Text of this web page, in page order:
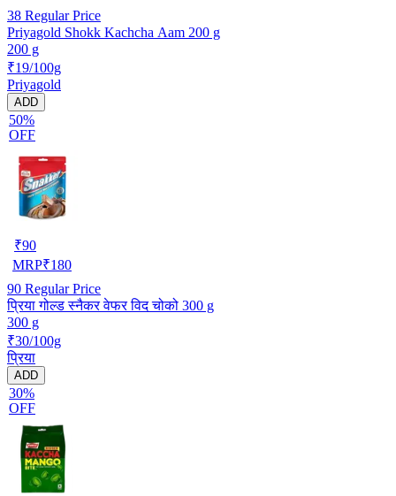
38 Regular Price
Priyagold Shokk Kachcha Aam 200 g
200 g
₹19/100g
Priyagold
ADD
50%
OFF
₹90
MRP₹180
90 Regular Price
प्रिया गोल्ड स्नैकर वेफर विद चोको 300 g
300 g
₹30/100g
प्रिया
ADD
30%
OFF